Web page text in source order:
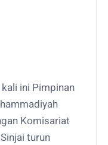
ini Pimpinan
Komisariat
turun